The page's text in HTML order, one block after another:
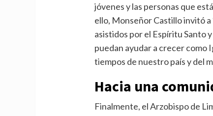
jóvenes y las personas que
ello, Monseñor Castillo invitó
asistidos por el Espíritu Santo
puedan ayudar a crecer como
tiempos de nuestro país y del
Hacia una
Finalmente, el Arzobispo de